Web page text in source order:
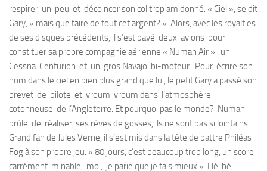
respirer un peu et décoincer son col trop amidonné. « Ciel », se dit
Gary, « mais que faire de tout cet argent? ». Alors, avec les royalties
de ses disques précédents, il s’est payé deux avions pour
constituer sa propre compagnie aérienne « Numan Air » : un
Cessna Centurion et un gros Navajo bi-moteur. Pour écrire son
nom dans le ciel en bien plus grand que lui, le petit Gary a passé son
brevet de pilote et vroum vroum dans l’atmosphère
cotonneuse de l’Angleterre. Et pourquoi pas le monde? Numan
brûle de réaliser ses rêves de gosses, ils ne sont pas si lointains.
Grand fan de Jules Verne, il s’est mis dans la tête de battre Philéas
Fog à son propre jeu. « 80 jours, c’est beaucoup trop long, un score
carrément minable, moi, je parie que je fais mieux ». Hé, hé,